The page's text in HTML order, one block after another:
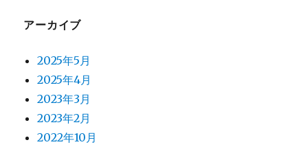
アーカイブ
2025年5月
2025年4月
2023年3月
2023年2月
2022年10月